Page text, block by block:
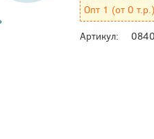
Опт 1 (от 0 т.р.)
Артикул: